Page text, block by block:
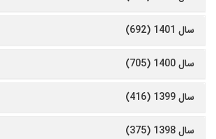
سال 1401 (692)
سال 1400 (705)
سال 1399 (416)
سال 1398 (375)